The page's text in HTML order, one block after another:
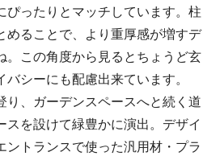
ぴったりとマッチしています。柱
めることで、より重厚感が増すデ
。この角度から見るとちょうど玄
シーにも配慮出来ています。
り、ガーデンスペースへと続く道
スを設けて緑豊かに演出。デザイ
ントランスで使った汎用材・プラ